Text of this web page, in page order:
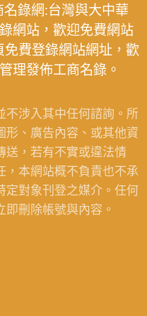
錄網:台灣與大中華
網站，歡迎免費網站
費登錄網站網址，歡
理發佈工商名錄。
不涉入其中任何諮詢。所
形、廣告內容、或其他資
送，若有不實或違法情
，本網站概不負責也不承
定對象刊登之媒介。任何
刪除帳號與內容。